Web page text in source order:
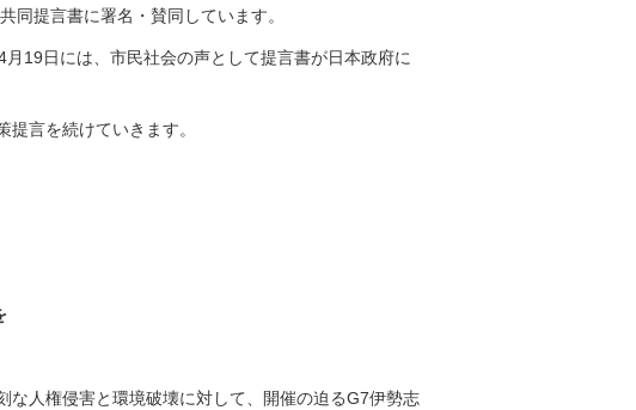
同提言書に署名・賛同しています。
19日には、市民社会の声として提言書が日本政府に
言を続けていきます。
人権侵害と環境破壊に対して、開催の迫るG7伊勢志